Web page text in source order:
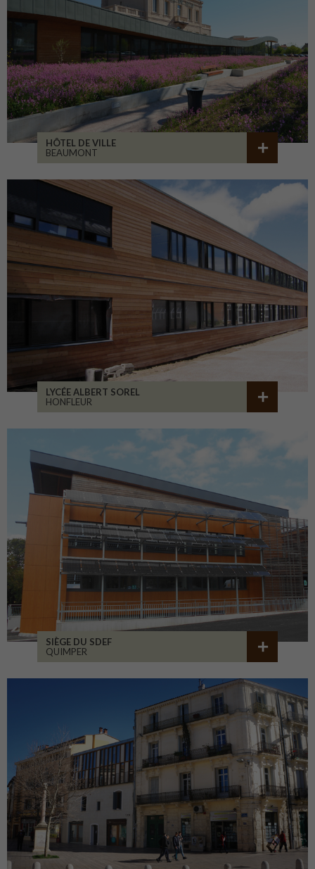
HÔTEL DE VILLE
BEAUMONT
LYCÉE ALBERT SOREL
HONFLEUR
SIÈGE DU SDEF
QUIMPER